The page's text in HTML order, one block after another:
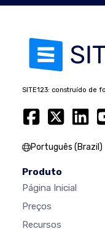
SITE123: construído de
Português (Brazil)
Produto
Página Inicial
Preços
Recursos